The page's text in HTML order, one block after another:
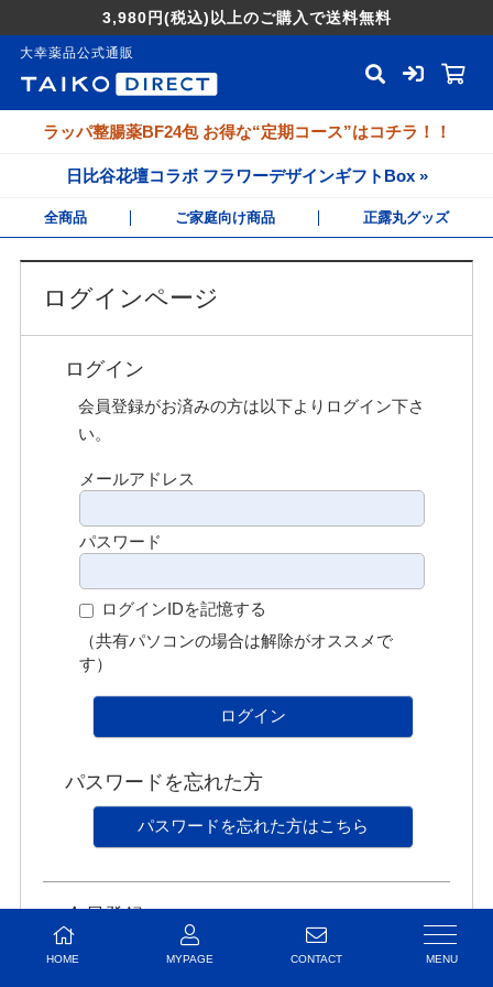
3,980円(税込) 以上のご購入で送料無料
大幸薬品公式通販
ラッパ整腸薬BF24包 お得な“定期コース”はコチラ！！
日比谷花壇コラボ フラワーデザインギフトBox »
全商品 ご家庭向け商品 正露丸グッズ
ログインページ
ログイン
会員登録がお済みの方は以下よりログイン下さ
い。
メールアドレス
パスワード
ログインIDを記憶する
（共有パソコンの場合は解除がオススメで
す）
ログイン
パスワードを忘れた方
パスワードを忘れた方はこちら
会員登録
会員登録がお済みで無い方はこちらから登録を
HOME MYPAGE CONTACT